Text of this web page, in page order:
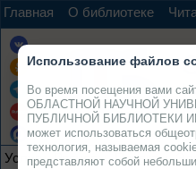
Главная О библиотеке
Услуги Ресурсы Проекты
Использование файлов
Во время посещения вами
ОБЛАСТНОЙ НАУЧНОЙ
ПУБЛИЧНОЙ БИБЛИОТЕКИ
может использоваться
технология, называемая
представляют собой